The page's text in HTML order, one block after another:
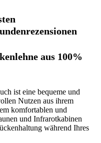
aus 100%
ist eine bequeme und
Nutzen aus ihrem
komfortablen und
und Infrarotkabinen
während Ihres